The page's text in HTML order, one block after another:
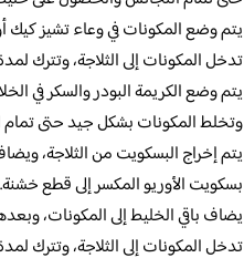
يتم وضع المكونات في وعاء تشيز كيك
تدخل المكونات إلى الثلاجة، وتترك
يتم وضع الكريمة البودر والسكر في
وتخلط المكونات بشكل جيد حتى تمام
يتم إخراج البسكويت من الثلاجة،
بسكويت الأوريو المكسر إلى قطع خشنة.
يضاف باقي الخليط إلى المكونات،
تدخل المكونات إلى الثلاجة، وتترك